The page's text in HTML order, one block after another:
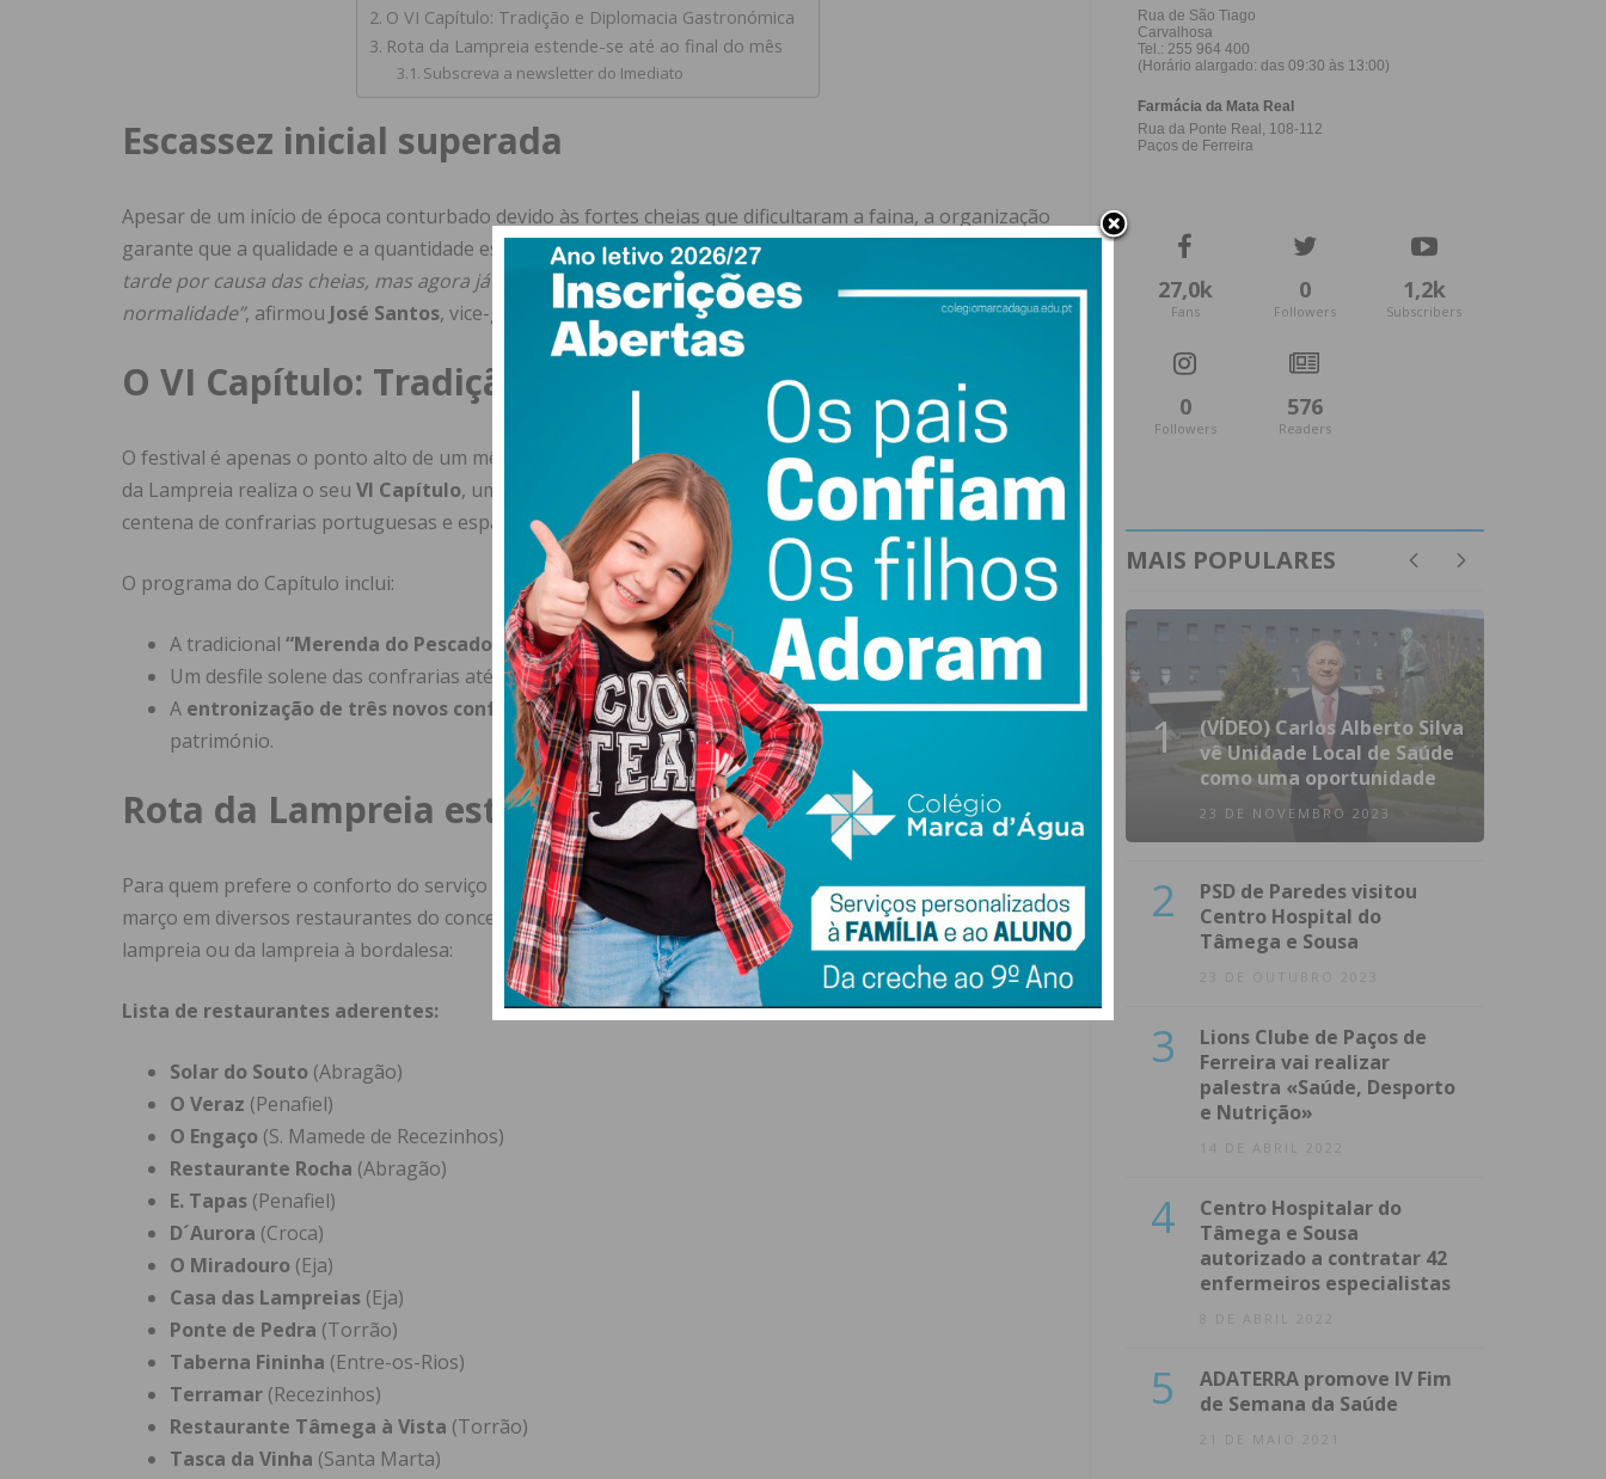
O VI Capítulo: Tradição e Diplomacia Gastronómica
Rota da Lampreia estende-se até ao final do mês
Subscreva a newsletter do Imediato
Escassez inicial superada
Apesar de um início de época conturbado devido às fortes cheias que dificultaram a faina, a organização
garante que a qualidade e a quantidade estão asseguradas.“Começou-se a pescar lampreia muito
tarde por causa das cheias, mas agora já temos lampreias e estão a ser servidas com toda a
normalidade”, afirmou José Santos, vice-grão-mestre da Confraria da Lampreia de Entre-os-Rios.
O VI Capítulo: Tradição e Diplomacia Gastronómica
O festival é apenas o ponto alto de um mês dedicado ao rio. No próximo dia28 de março, a Confraria
da Lampreia realiza o seu VI Capítulo, um evento de gala que contará com a presença de cerca de meia
centena de confrarias portuguesas e espanholas.
O programa do Capítulo inclui:
A tradicional “Merenda do Pescador”no Cais;
Um desfile solene das confrarias até à Capela de S. Tiago;
A entronização de três novos confrades, reforçando o papel da instituição na preservação deste
património.
Rota da Lampreia estende-se até ao final do mês
Para quem prefere o conforto do serviço à carta, aRota da Lampreiacontinua em vigor até 29 de
março em diversos restaurantes do concelho, paragens obrigatórias para os apreciadores do arroz de
lampreia ou da lampreia à bordalesa:
Lista de restaurantes aderentes:
Solar do Souto (Abragão)
O Veraz (Penafiel)
O Engaço (S. Mamede de Recezinhos)
Restaurante Rocha (Abragão)
E. Tapas (Penafiel)
D´Aurora (Croca)
O Miradouro (Eja)
Casa das Lampreias (Eja)
Ponte de Pedra (Torrão)
Taberna Fininha (Entre-os-Rios)
Terramar (Recezinhos)
Restaurante Tâmega à Vista (Torrão)
Tasca da Vinha (Santa Marta)
27,0k
Fans
0
Followers
1,2k
Subscribers
0
Followers
576
Readers
MAIS POPULARES
1
(VÍDEO) Carlos Alberto Silva
vê Unidade Local de Saúde
como uma oportunidade
23 DE NOVEMBRO 2023
2
PSD de Paredes visitou
Centro Hospital do
Tâmega e Sousa
23 DE OUTUBRO 2023
3
Lions Clube de Paços de
Ferreira vai realizar
palestra «Saúde, Desporto
e Nutrição»
14 DE ABRIL 2022
4
Centro Hospitalar do
Tâmega e Sousa
autorizado a contratar 42
enfermeiros especialistas
8 DE ABRIL 2022
5
ADATERRA promove IV Fim
de Semana da Saúde
21 DE MAIO 2021